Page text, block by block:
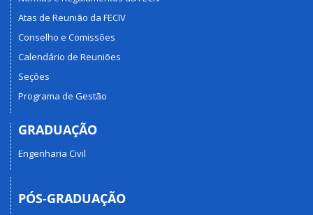
Atas de Reunião da FECIV
Conselho e Comissões
Calendário de Reuniões
Seções
Programa de Gestão
GRADUAÇÃO
Engenharia Civil
PÓS-GRADUAÇÃO